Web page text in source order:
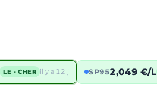
LE - CHER il y a 12 j SP952,049 €/L